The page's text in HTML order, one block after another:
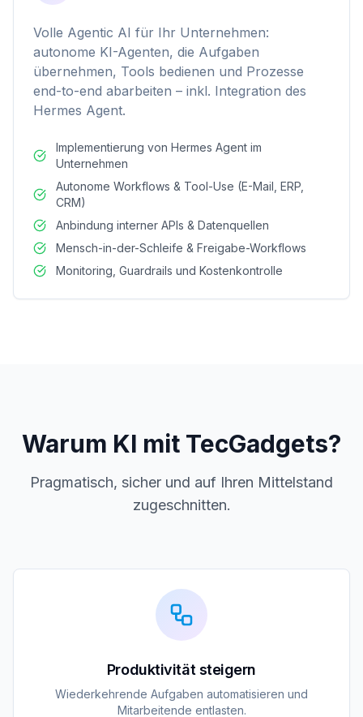
Volle Agentic AI für Ihr Unternehmen:
autonome KI-Agenten, die Aufgaben
übernehmen, Tools bedienen und Prozesse
end-to-end abarbeiten – inkl. Integration des
Hermes Agent.
Implementierung von Hermes Agent im
Unternehmen
Autonome Workflows & Tool-Use (E-Mail, ERP,
CRM)
Anbindung interner APIs & Datenquellen
Mensch-in-der-Schleife & Freigabe-Workflows
Monitoring, Guardrails und Kostenkontrolle
Warum KI mit TecGadgets?
Pragmatisch, sicher und auf Ihren Mittelstand
zugeschnitten.
Produktivität steigern
Wiederkehrende Aufgaben automatisieren und
Mitarbeitende entlasten.